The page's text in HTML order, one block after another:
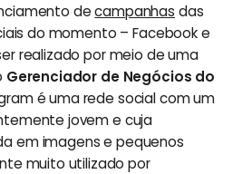
decampanhas das
do momento – Facebook e
realizado por meio de uma
Gerenciador de Negócios do
é uma rede social com um
jovem e cuja
em imagens e pequenos
muito utilizado por